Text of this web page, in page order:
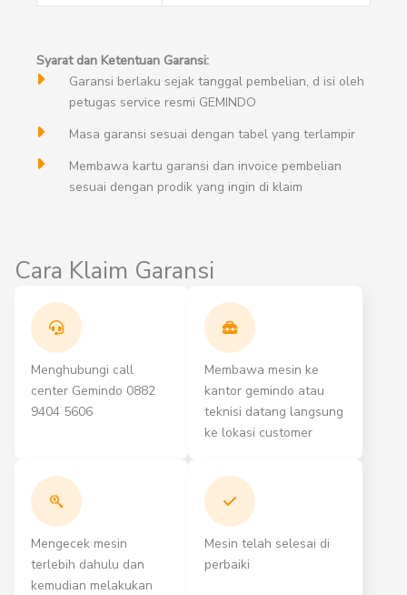
Syarat dan Ketentuan Garansi:
Garansi berlaku sejak tanggal pembelian, d isi oleh
petugas service resmi GEMINDO
Masa garansi sesuai dengan tabel yang terlampir
Membawa kartu garansi dan invoice pembelian
sesuai dengan prodik yang ingin di klaim
Cara Klaim Garansi
Menghubungi call
center Gemindo 0882
9404 5606
Membawa mesin ke
kantor gemindo atau
teknisi datang langsung
ke lokasi customer
Mengecek mesin
terlebih dahulu dan
kemudian melakukan
Mesin telah selesai di
perbaiki